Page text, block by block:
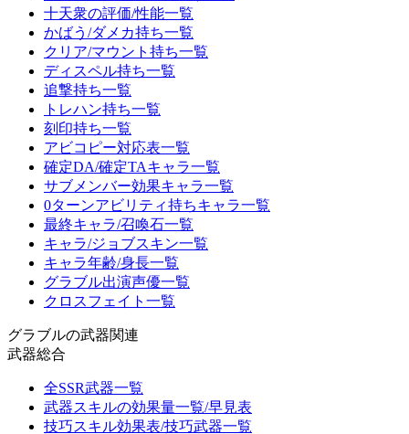
十天衆の評価/性能一覧
かばう/ダメカ持ち一覧
クリア/マウント持ち一覧
ディスペル持ち一覧
追撃持ち一覧
トレハン持ち一覧
刻印持ち一覧
アビコピー対応表一覧
確定DA/確定TAキャラ一覧
サブメンバー効果キャラ一覧
0ターンアビリティ持ちキャラ一覧
最終キャラ/召喚石一覧
キャラ/ジョブスキン一覧
キャラ年齢/身長一覧
グラブル出演声優一覧
クロスフェイト一覧
グラブルの武器関連
武器総合
全SSR武器一覧
武器スキルの効果量一覧/早見表
技巧スキル効果表/技巧武器一覧